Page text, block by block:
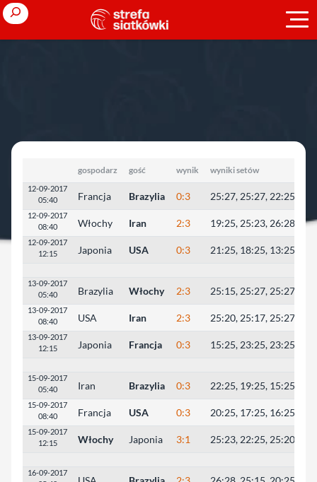
Przejdź
do
treści
Search
gospodarz gość wynik wyniki setów
12-09-2017
05:40
Francja Brazylia 0:3 25:27, 25:27, 22:25
12-09-2017
08:40
Włochy Iran 2:3 19:25, 25:23, 26:28,
12-09-2017
12:15
Japonia USA 0:3 21:25, 18:25, 13:25
13-09-2017
05:40
Brazylia Włochy 2:3 25:15, 25:27, 25:27,
13-09-2017
08:40
USA Iran 2:3 25:20, 25:17, 25:27,
13-09-2017
12:15
Japonia Francja 0:3 15:25, 23:25, 23:25
15-09-2017
05:40
Iran Brazylia 0:3 22:25, 19:25, 15:25
15-09-2017
08:40
Francja USA 0:3 20:25, 17:25, 16:25
15-09-2017
12:15
Włochy Japonia 3:1 25:23, 22:25, 25:20,
16-09-2017